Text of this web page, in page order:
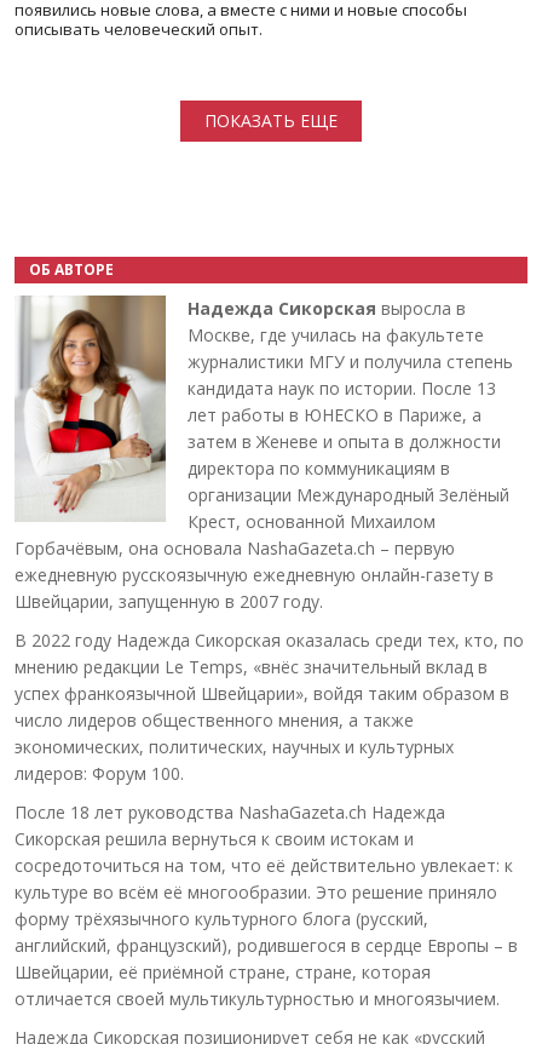
появились новые слова, а вместе с ними и новые способы
описывать человеческий опыт.
ПОКАЗАТЬ ЕЩЕ
ОБ АВТОРЕ
Надежда Сикорская выросла в
Москве, где училась на факультете
журналистики МГУ и получила степень
кандидата наук по истории. После 13
лет работы в ЮНЕСКО в Париже, а
затем в Женеве и опыта в должности
директора по коммуникациям в
организации Международный Зелёный
Крест, основанной Михаилом
Горбачёвым, она основала NashaGazeta.ch – первую
ежедневную русскоязычную ежедневную онлайн-газету в
Швейцарии, запущенную в 2007 году.
В 2022 году Надежда Сикорская оказалась среди тех, кто, по
мнению редакции Le Temps, «внёс значительный вклад в
успех франкоязычной Швейцарии», войдя таким образом в
число лидеров общественного мнения, а также
экономических, политических, научных и культурных
лидеров: Форум 100.
После 18 лет руководства NashaGazeta.ch Надежда
Сикорская решила вернуться к своим истокам и
сосредоточиться на том, что её действительно увлекает: к
культуре во всём её многообразии. Это решение приняло
форму трёхязычного культурного блога (русский,
английский, французский), родившегося в сердце Европы – в
Швейцарии, её приёмной стране, стране, которая
отличается своей мультикультурностью и многоязычием.
Надежда Сикорская позиционирует себя не как «русский